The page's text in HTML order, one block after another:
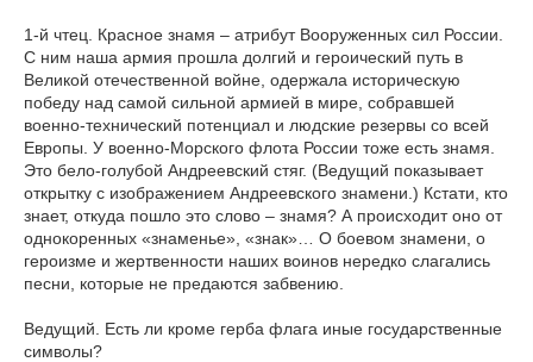
1-й чтец. Красное знамя – атрибут Вооруженных сил России.
С ним наша армия прошла долгий и героический путь в
Великой отечественной войне, одержала историческую
победу над самой сильной армией в мире, собравшей
военно-технический потенциал и людские резервы со всей
Европы. У военно-Морского флота России тоже есть знамя.
Это бело-голубой Андреевский стяг. (Ведущий показывает
открытку с изображением Андреевского знамени.) Кстати, кто
знает, откуда пошло это слово – знамя? А происходит оно от
однокоренных «знаменье», «знак»… О боевом знамени, о
героизме и жертвенности наших воинов нередко слагались
песни, которые не предаются забвению.
Ведущий. Есть ли кроме герба флага иные государственные
символы?